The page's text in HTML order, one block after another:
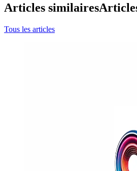
Articles similaires
Tous les articles